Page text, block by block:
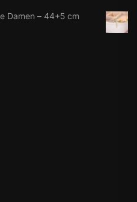
Damen – 44+5 cm